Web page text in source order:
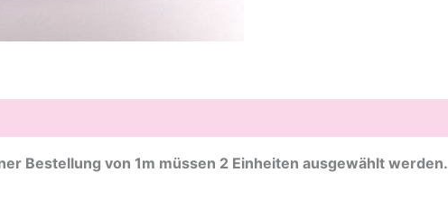
Bestellung von 1m müssen 2 Einheiten ausgewählt werden.